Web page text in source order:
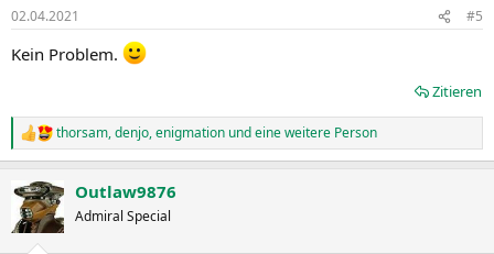
e
:
02.04.2021 #5
Kein Problem.
Zitieren
R
e
k
t
i
thorsam,denjo,enigmation und eine weitere Person
Outlaw9876
Admiral Special